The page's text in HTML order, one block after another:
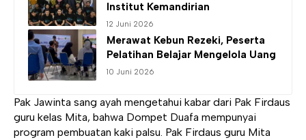
Institut Kemandirian
12 Juni 2026
Merawat Kebun Rezeki, Peserta
Pelatihan Belajar Mengelola Uang
10 Juni 2026
Pak Jawinta sang ayah mengetahui kabar dari Pak Firdaus
guru kelas Mita, bahwa Dompet Duafa mempunyai
program pembuatan kaki palsu. Pak Firdaus guru Mita